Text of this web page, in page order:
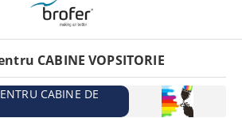
CABINE VOPSITORIE
CABINE DE